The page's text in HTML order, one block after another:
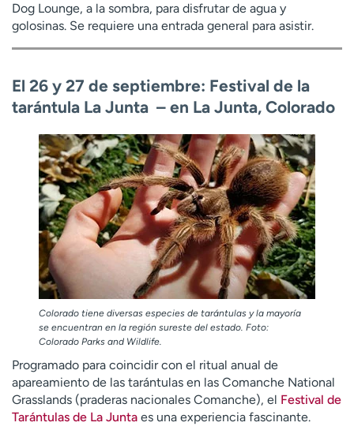
Dog Lounge, a la sombra, para disfrutar de agua y
golosinas. Se requiere una entrada general para asistir.
El 26 y 27 de septiembre: Festival de la
tarántula La Junta – en La Junta, Colorado
Colorado tiene diversas especies de tarántulas y la mayoría
se encuentran en la región sureste del estado. Foto:
Colorado Parks and Wildlife.
Programado para coincidir con el ritual anual de
apareamiento de las tarántulas en las Comanche National
Grasslands (praderas nacionales Comanche), el Festival de
Tarántulas de La Junta es una experiencia fascinante.